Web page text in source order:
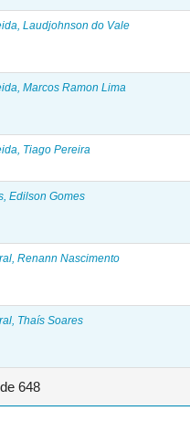
Laudjohnson do Vale
Marcos Ramon Lima
Tiago Pereira
Edilson Gomes
Renann Nascimento
Thaís Soares
648